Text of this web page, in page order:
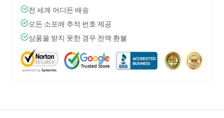
전 세계 어디든 배송
모든 소포에 추적 번호 제공
상품을 받지 못한 경우 전액 환불